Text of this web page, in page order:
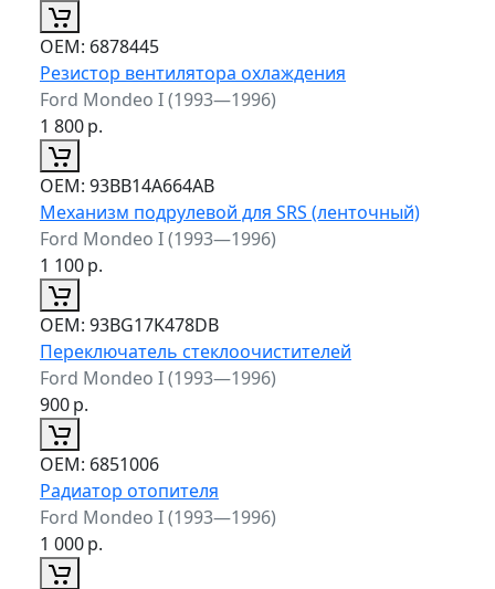
ОЕМ: 6878445
Резистор вентилятора охлаждения
Ford Mondeo I (1993—1996)
1 800р.
ОЕМ: 93BB14A664AB
Механизм подрулевой для SRS (ленточный)
Ford Mondeo I (1993—1996)
1 100р.
ОЕМ: 93BG17K478DB
Переключатель стеклоочистителей
Ford Mondeo I (1993—1996)
900р.
ОЕМ: 6851006
Радиатор отопителя
Ford Mondeo I (1993—1996)
1 000р.